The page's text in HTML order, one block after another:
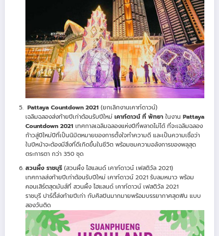
Pattaya Countdown 2021 (ยกเลิกงานเคาท์ดาวน์)
เฉลิมฉลองส่งท้ายปีเก่าต้อนรับปีใหม่ เคาท์ดาวน์ ที่ พัทยา ในงาน Pattaya
Countdown 2021 เทศกาลเฉลิมฉลองแห่งปีที่พลาดไม่ได้ ที่จะเฉลิมฉลอง
ก้าวสู่ปีใหม่ปีที่เป็นนิมิตหมายของการตั้งใจทำความดี และเป็นความเชื่อว่า
ในปีหน้าจะต้องมีสิ่งที่ดีเกิดขึ้นในชีวิต พร้อมชมความอลังการของพลุสุด
ตระการตา กว่า 350 ชุด
สวนผึ้ง ราชบุรี (สวนผึ้ง ไฮแลนด์ เคาท์ดาวน์ เฟสติวัล 2021)
เทศกาลส่งท้ายปีเก่าต้อนรับปีใหม่ เคาท์ดาวน์ 2021 รับลมหนาว พร้อม
คอนเสิร์ตสุดมันส์ที่ สวนผึ้ง ไฮแลนด์ เคาท์ดาวน์ เฟสติวัล 2021
ราชบุรี ปาร์ตี้ส่งท้ายปีเก่า กับศิลปินมากมายพร้อมบรรยากาศสุดฟิน แบบ
สองวันติด